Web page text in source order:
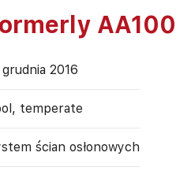
grudnia 2016
temperate
ścian osłonowych